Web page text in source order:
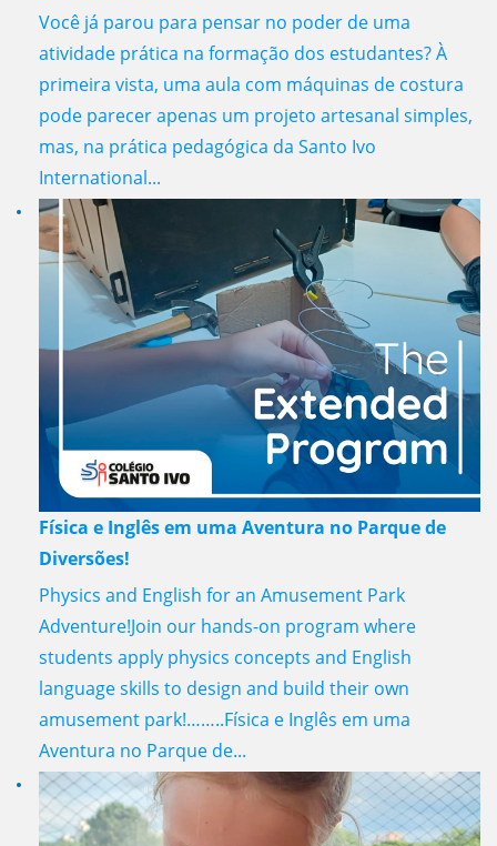
Você já parou para pensar no poder de uma
atividade prática na formação dos estudantes? À
primeira vista, uma aula com máquinas de costura
pode parecer apenas um projeto artesanal simples,
mas, na prática pedagógica da Santo Ivo
International...
Física e Inglês em uma Aventura no Parque de
Diversões!
Physics and English for an Amusement Park
Adventure!Join our hands-on program where
students apply physics concepts and English
language skills to design and build their own
amusement park!……..Física e Inglês em uma
Aventura no Parque de...